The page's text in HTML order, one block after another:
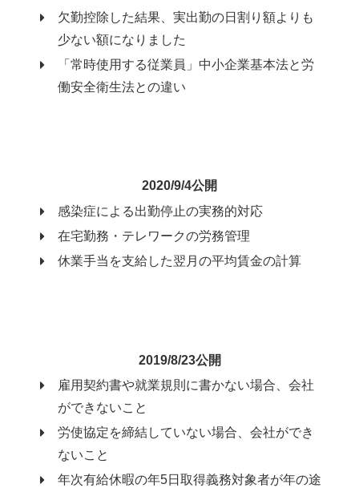
欠勤控除した結果、実出勤の日割り額よりも
少ない額になりました
「常時使用する従業員」中小企業基本法と労
働安全衛生法との違い
2020/9/4公開
感染症による出勤停止の実務的対応
在宅勤務・テレワークの労務管理
休業手当を支給した翌月の平均賃金の計算
2019/8/23公開
雇用契約書や就業規則に書かない場合、会社
ができないこと
労使協定を締結していない場合、会社ができ
ないこと
年次有給休暇の年5日取得義務対象者が年の途